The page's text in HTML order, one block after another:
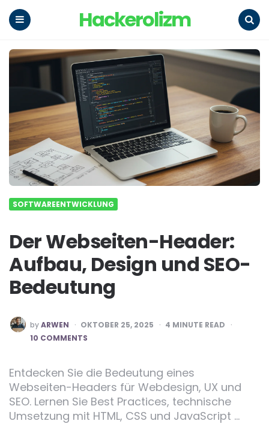
Hackerolizm
SOFTWAREENTWICKLUNG
Der Webseiten-Header:
Aufbau, Design und SEO-
Bedeutung
POSTED
BY
byARWEN OKTOBER 25, 2025 4 MINUTE READ
10 COMMENTS
Entdecken Sie die Bedeutung eines
Webseiten-Headers für Webdesign, UX und
SEO. Lernen Sie Best Practices, technische
Umsetzung mit HTML, CSS und JavaScript …